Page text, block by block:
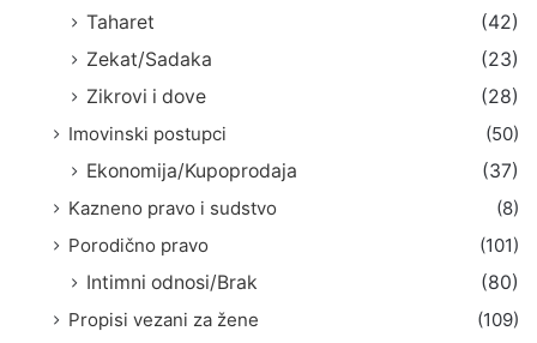
Taharet
(42)
Zekat/Sadaka
(23)
Zikrovi i dove
(28)
Imovinski postupci
(50)
Ekonomija/Kupoprodaja
(37)
Kazneno pravo i sudstvo
(8)
Porodično pravo
(101)
Intimni odnosi/Brak
(80)
Propisi vezani za žene
(109)